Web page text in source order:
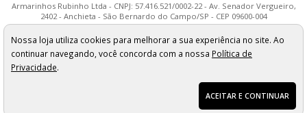
Armarinhos Rubinho Ltda - CNPJ: 57.416.521/0002-22 - Av. Senador Vergueiro,
2402 - Anchieta - São Bernardo do Campo/SP - CEP 09600-004
Os preços, quantidade em estoque e condições de pagamento
apresentados neste site não valem necessariamente para nossa loja física e
podem sofrer alterações sem prévia notificação. Imagens meramente
ilustrativas. Pedidos sujeitos a análise e confirmação de dados.
Nossa loja utiliza cookies para melhorar a sua experiência no site. Ao
continuar navegando, você concorda com a nossa Política de
Privacidade.
ACEITAR E CONTINUAR